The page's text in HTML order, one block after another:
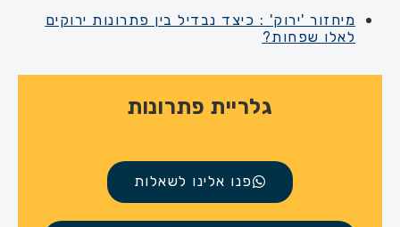
מיחזור 'ירוק' : כיצד נבדיל בין פתרונות ירוקים
לאלו שפחות?
תכנון לשילוב מערך פסולת בפרויקט
גלריית פתרונות
פנו אלינו לשאלות